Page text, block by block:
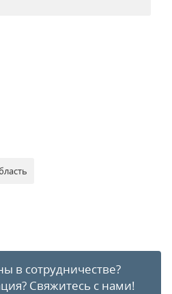
в сотрудничестве?
Свяжитесь с нами!